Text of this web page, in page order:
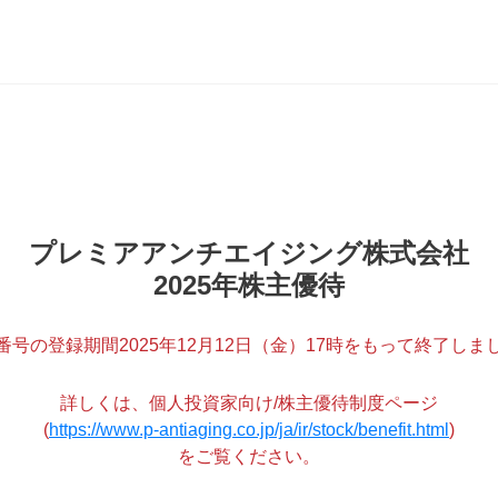
プレミアアンチエイジング株式会社
2025年株主優待
号の登録期間2025年12月12日（金）17時をもって終了しま
詳しくは、個人投資家向け/株主優待制度ページ
(https://www.p-antiaging.co.jp/ja/ir/stock/benefit.html )
をご覧ください。